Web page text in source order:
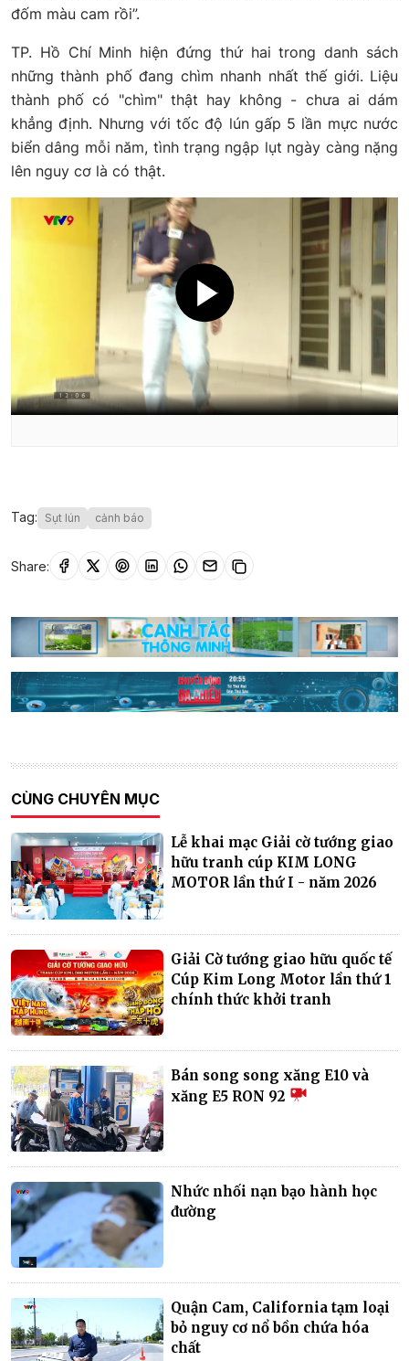
đốm màu cam rồi”.
TP. Hồ Chí Minh hiện đứng thứ hai trong danh sách
những thành phố đang chìm nhanh nhất thế giới. Liệu
thành phố có "chìm" thật hay không - chưa ai dám
khẳng định. Nhưng với tốc độ lún gấp 5 lần mực nước
biển dâng mỗi năm, tình trạng ngập lụt ngày càng nặng
lên nguy cơ là có thật.
Tag: Sụt lún cảnh báo
Share:
CÙNG CHUYÊN MỤC
Lễ khai mạc Giải cờ tướng giao
hữu tranh cúp KIM LONG
MOTOR lần thứ I - năm 2026
Giải Cờ tướng giao hữu quốc tế
Cúp Kim Long Motor lần thứ 1
chính thức khởi tranh
Bán song song xăng E10 và
xăng E5 RON 92
Nhức nhối nạn bạo hành học
đường
Quận Cam, California tạm loại
bỏ nguy cơ nổ bồn chứa hóa
chất